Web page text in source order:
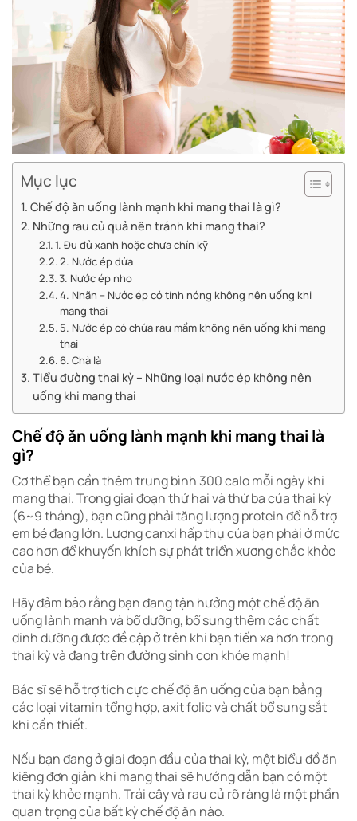
Mục lục
Chế độ ăn uống lành mạnh khi mang thai là gì?
Những rau củ quả nên tránh khi mang thai?
1. Đu đủ xanh hoặc chưa chín kỹ
2. Nước ép dứa
3. Nước ép nho
4. Nhãn – Nước ép có tính nóng không nên uống khi
mang thai
5. Nước ép có chứa rau mầm không nên uống khi mang
thai
6. Chà là
Tiểu đường thai kỳ – Những loại nước ép không nên
uống khi mang thai
Chế độ ăn uống lành mạnh khi mang thai là
gì?
Cơ thể bạn cần thêm trung bình 300 calo mỗi ngày khi
mang thai. Trong giai đoạn thứ hai và thứ ba của thai kỳ
(6~9 tháng), bạn cũng phải tăng lượng protein để hỗ trợ
em bé đang lớn. Lượng canxi hấp thụ của bạn phải ở mức
cao hơn để khuyến khích sự phát triển xương chắc khỏe
của bé.
Hãy đảm bảo rằng bạn đang tận hưởng một chế độ ăn
uống lành mạnh và bổ dưỡng, bổ sung thêm các chất
dinh dưỡng được đề cập ở trên khi bạn tiến xa hơn trong
thai kỳ và đang trên đường sinh con khỏe mạnh!
Bác sĩ sẽ hỗ trợ tích cực chế độ ăn uống của bạn bằng
các loại vitamin tổng hợp, axit folic và chất bổ sung sắt
khi cần thiết.
Nếu bạn đang ở giai đoạn đầu của thai kỳ, một biểu đồ ăn
kiêng đơn giản khi mang thai sẽ hướng dẫn bạn có một
thai kỳ khỏe mạnh. Trái cây và rau củ rõ ràng là một phần
quan trọng của bất kỳ chế độ ăn nào.